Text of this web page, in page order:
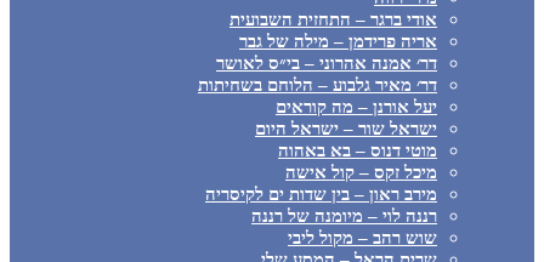
אודי ברגר – התחזית השבועית
אריה פרידמן – מילה של גבר
דר׳ אמנה אהרוני – בי״ס לאושר
דר׳ מאיר גלבוע – הלוחם בשחיתות
יעל אורנן – מה קוראים
ישראל שור – ישראל היום
מוטי דנוס – בא באהוה
מיכל זקס – קול אישה
מירב ראון – בין שדות ים לקיסריה
רננה לוי – מיומנה של רננה
שוש רהב – מקול ליבי